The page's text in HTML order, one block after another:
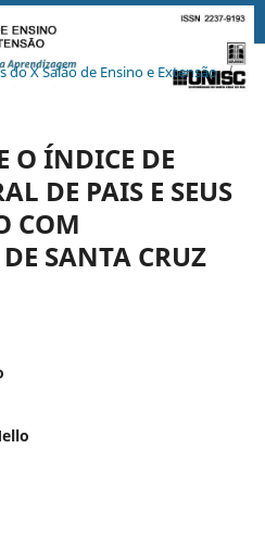
do X Salão de Ensino e Extensão /
O ÍNDICE DE
DE PAIS E SEUS
COM
SANTA CRUZ